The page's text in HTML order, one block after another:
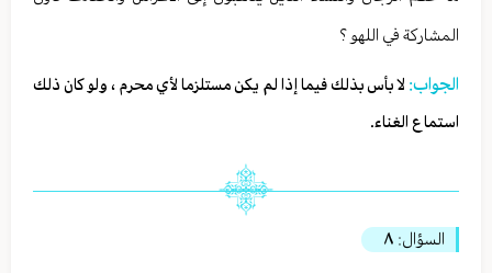
المشاركة في اللهو ؟
الجواب: لا بأس بذلك فيما إذا لم يكن مستلزما لأي محرم ، ولو كان ذلك
استماع الغناء.
السؤال: ٨